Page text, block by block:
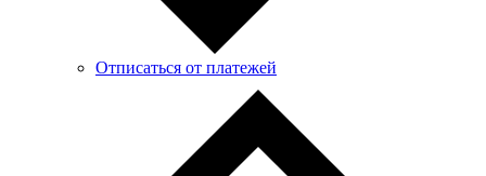
Отписаться от платежей